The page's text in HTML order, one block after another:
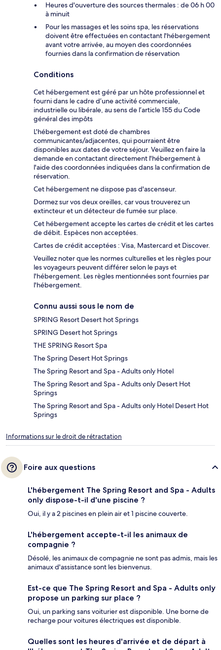
Heures d'ouverture des sources thermales : de 06 h 00
à minuit
Pour les massages et les soins spa, les réservations
doivent être effectuées en contactant l'hébergement
avant votre arrivée, au moyen des coordonnées
fournies dans la confirmation de réservation
Conditions
Cet hébergement est géré par un hôte professionnel et
fourni dans le cadre d’une activité commerciale,
industrielle ou libérale, au sens de l’article 155 du Code
général des impôts
L'hébergement est doté de chambres
communicantes/adjacentes, qui pourraient être
disponibles aux dates de votre séjour. Veuillez en faire la
demande en contactant directement l'hébergement à
l'aide des coordonnées indiquées dans la confirmation de
réservation.
Cet hébergement ne dispose pas d'ascenseur.
Dormez sur vos deux oreilles, car vous trouverez un
extincteur et un détecteur de fumée sur place.
Cet hébergement accepte les cartes de crédit et les cartes
de débit. Espèces non acceptées.
Cartes de crédit acceptées : Visa, Mastercard et Discover.
Veuillez noter que les normes culturelles et les règles pour
les voyageurs peuvent différer selon le pays et
l'hébergement. Les règles mentionnées sont fournies par
l'hébergement.
Connu aussi sous le nom de
SPRING Resort Desert hot Springs
SPRING Desert hot Springs
THE SPRING Resort Spa
The Spring Desert Hot Springs
The Spring Resort and Spa - Adults only Hotel
The Spring Resort and Spa - Adults only Desert Hot
Springs
The Spring Resort and Spa - Adults only Hotel Desert Hot
Springs
Informations sur le droit de rétractation
Foire aux questions
L'hébergement The Spring Resort and Spa - Adults
only dispose-t-il d'une piscine ?
Oui, il y a 2 piscines en plein air et 1 piscine couverte.
L'hébergement accepte-t-il les animaux de
compagnie ?
Désolé, les animaux de compagnie ne sont pas admis, mais les
animaux d'assistance sont les bienvenus.
Est-ce que The Spring Resort and Spa - Adults only
propose un parking sur place ?
Oui, un parking sans voiturier est disponible. Une borne de
recharge pour voitures électriques est disponible.
Quelles sont les heures d'arrivée et de départ à